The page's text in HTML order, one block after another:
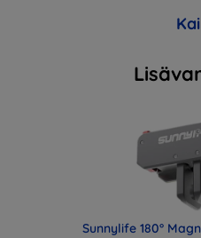
Sunnylife 180°